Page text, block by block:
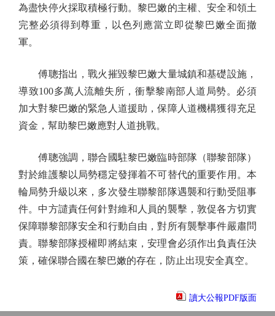
為盡快停火採取積極行動。黎巴嫩的主權、安全和領土
完整必須得到尊重，以色列應當立即從黎巴嫩全面撤
軍。
傅聰指出，戰火摧毀黎巴嫩大量城鎮和基礎設施，
導致100多萬人流離失所，衝擊黎南部人道局勢。必須
加大對黎巴嫩的緊急人道援助，保障人道機構獲得充足
資金，幫助黎巴嫩應對人道挑戰。
傅聰強調，聯合國駐黎巴嫩臨時部隊（聯黎部隊）
對於維護黎以局勢穩定發揮着不可替代的重要作用。本
輪局勢升級以來，多次發生聯黎部隊遇襲和行動受阻事
件。中方譴責任何針對維和人員的襲擊，敦促各方切實
保障聯黎部隊安全和行動自由，對所有襲擊事件嚴肅問
責。聯黎部隊授權即將結束，安理會必須作出負責任決
策，確保聯合國在黎巴嫩的存在，防止出現安全真空。
讀大公報PDF版面